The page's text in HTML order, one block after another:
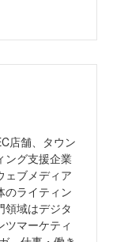
店舗、タウン
ング支援企業
ェブメディア
のライティン
領域はデジタ
ツマーケティ